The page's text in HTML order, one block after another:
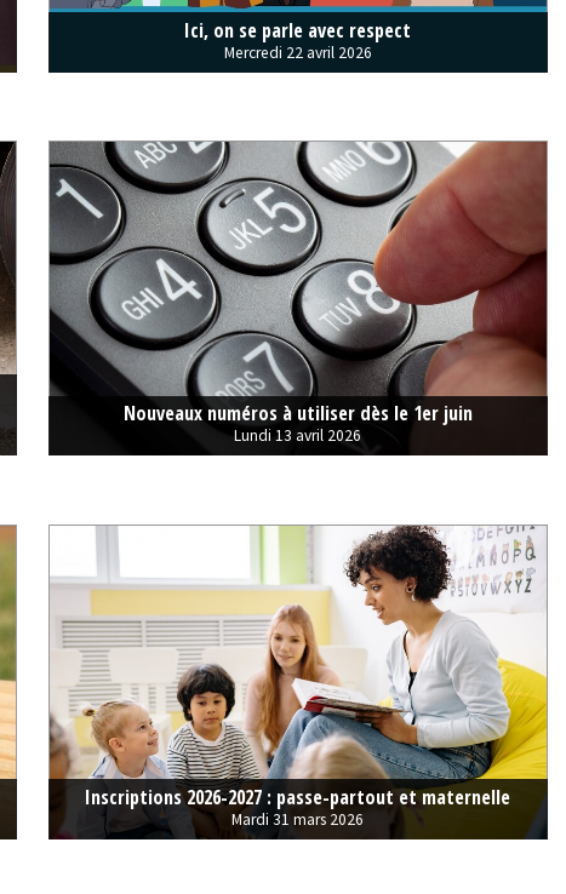
Ici, on se parle avec respect
Mercredi 22 avril 2026
Nouveaux numéros à utiliser dès le 1er juin
Lundi 13 avril 2026
Inscriptions 2026-2027 : passe-partout et maternelle
Mardi 31 mars 2026